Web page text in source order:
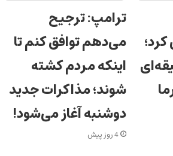
۱۰ دقیقه‌ای
ترامپ: ترجیح
می‌دهم توافق کنم تا
اینکه مردم کشته
شوند؛ مذاکرات جدید
دوشنبه آغاز می‌شود!
4 روز پیش